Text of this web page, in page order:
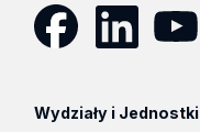
Wydziały i Jednostki